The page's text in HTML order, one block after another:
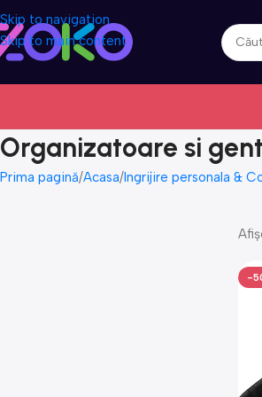
Skip to navigation
Skip to main content
Organizatoare si
Prima pagină Acasa Ingrijire personala &
-